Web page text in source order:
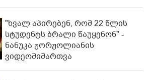
"ხვალ აპირებენ, რომ 22 წლის
სტუდენტს ბრალი წაუყენონ" -
ნანუკა ჟორჟოლიანის
ვიდეომიმართვა